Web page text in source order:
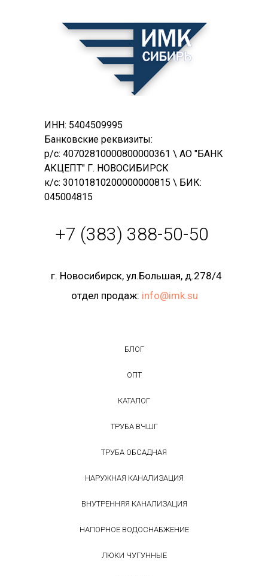
+7 (383) 388-50-50
г. Новосибирск, ул.Большая, д.278/4
отдел продаж: info@imk.su
ИНН: 5404509995
Банковские реквизиты:
р/с: 40702810000800000361 \ АО "БАНК
АКЦЕПТ" Г. НОВОСИБИРСК
к/с: 30101810200000000815 \ БИК:
045004815
БЛОГ
ОПТ
КАТАЛОГ
ТРУБА ВЧШГ
ТРУБА ОБСАДНАЯ
НАРУЖНАЯ КАНАЛИЗАЦИЯ
ВНУТРЕННЯЯ КАНАЛИЗАЦИЯ
НАПОРНОЕ ВОДОСНАБЖЕНИЕ
ЛЮКИ ЧУГУННЫЕ